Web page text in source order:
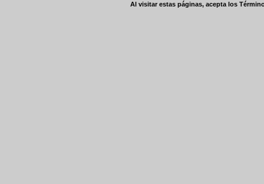
Al visitar estas páginas, acepta los